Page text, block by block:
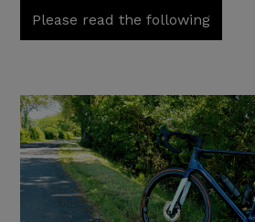
Please read the following